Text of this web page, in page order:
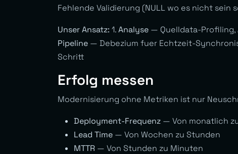
Fehlende Validierung (NULL wo es nicht
Unser Ansatz: 1.Analyse — Quelldata-
Pipeline — Debezium fuer Echtzeit-
Schritt
Erfolg messen
Modernisierung ohne Metriken ist nur
Deployment-Frequenz — Von monatlich
Lead Time — Von Wochen zu Stunden
MTTR — Von Stunden zu Minuten